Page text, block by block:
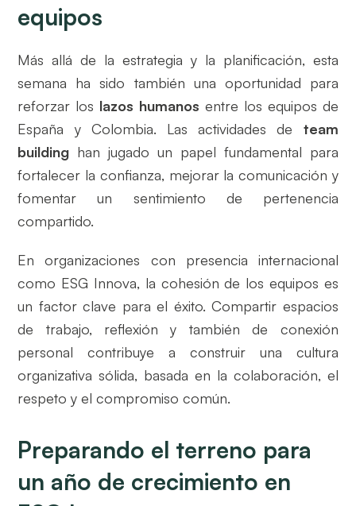
equipos
Más allá de la estrategia y la planificación, esta
semana ha sido también una oportunidad para
reforzar los lazos humanos entre los equipos de
España y Colombia. Las actividades de team
building han jugado un papel fundamental para
fortalecer la confianza, mejorar la comunicación y
fomentar un sentimiento de pertenencia
compartido.
En organizaciones con presencia internacional
como ESG Innova, la cohesión de los equipos es
un factor clave para el éxito. Compartir espacios
de trabajo, reflexión y también de conexión
personal contribuye a construir una cultura
organizativa sólida, basada en la colaboración, el
respeto y el compromiso común.
Preparando el terreno para
un año de crecimiento en